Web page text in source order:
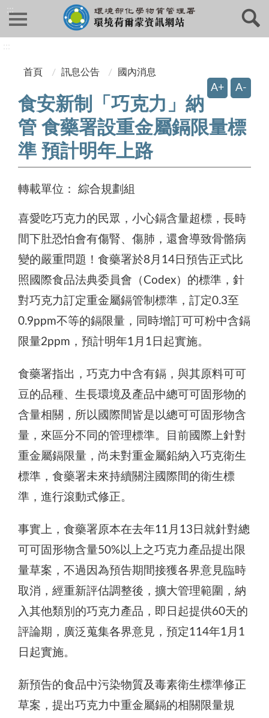
首頁 訊息公告 國內消息
A+ A-
食安新制「巧克力」納
管 食藥署設重金屬鎘限量標
準 預計明年上路
轉載單位： 綜合規劃組
喜愛吃巧克力的民眾，小心鎘含量超標，長時
間下肚恐怕會有傷腎、傷肺，還會導致骨骼病
變的嚴重問題！食藥署於8月14日預告正式比
照國際食品法典委員會（Codex）的標準，針
對巧克力訂定重金屬鎘管制標準，訂定0.3至
0.9ppm不等的鎘限量，同時增訂可可粉中含鎘
限量2ppm，預計明年1月1日起實施。
食藥署指出，巧克力中含有鎘，與其原料可可
豆的品種、生長環境及產品中總可可固形物的
含量相關，所以國際間皆是以總可可固形物含
量，來區分不同的管理標準。目前國際上針對
重金屬鎘限量，尚未對重金屬鉛納入巧克衛生
標準，食藥署未來持續關注國際間的衛生標
準，進行滾動式修正。
事實上，食藥署原本在去年11月13日就針對總
可可固形物含量50%以上之巧克力產品提出限
量草案，不過因為預告期間接獲各界意見臨時
取消，經重新評估調整後，擴大管理範圍，納
入其他類別的巧克力產品，即日起提供60天的
評論期，廣泛蒐集各界意見，預定114年1月1
日起實施。
新預告的食品中污染物質及毒素衛生標準修正
草案，提出巧克力中重金屬鎘的相關限量規